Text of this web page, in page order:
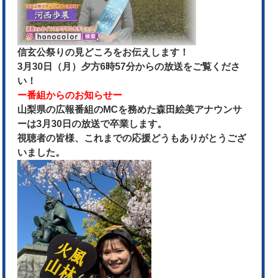
信玄公祭りの見どころをお伝えします！
3月30日（月）夕方6時57分からの放送をご覧くださ
い！
ー番組からのお知らせー
山梨県の広報番組のMCを務めた森田絵美アナウンサ
ーは3月30日の放送で卒業します。
視聴者の皆様、これまでの応援どうもありがとうござ
いました。